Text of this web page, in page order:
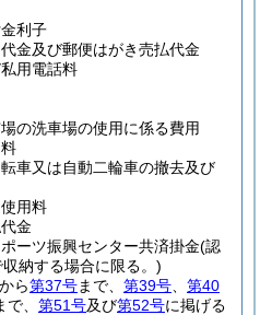
利子
金及び郵便はがき売払代金
用電話料
の洗車場の使用に係る費用
車又は自動二輪車の撤去及び
用料
金
ーツ振興センター共済掛金(認
納する場合に限る。)
から第37号まで、 第39号
第40
で、 第51号及び第52号に掲げる